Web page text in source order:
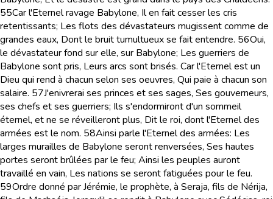
55Car l'Eternel ravage Babylone, Il en fait cesser les cris
retentissants; Les flots des dévastateurs mugissent comme de
grandes eaux, Dont le bruit tumultueux se fait entendre. 56Oui,
le dévastateur fond sur elle, sur Babylone; Les guerriers de
Babylone sont pris, Leurs arcs sont brisés. Car l'Eternel est un
Dieu qui rend à chacun selon ses oeuvres, Qui paie à chacun son
salaire. 57J'enivrerai ses princes et ses sages, Ses gouverneurs,
ses chefs et ses guerriers; Ils s'endormiront d'un sommeil
éternel, et ne se réveilleront plus, Dit le roi, dont l'Eternel des
armées est le nom. 58Ainsi parle l'Eternel des armées: Les
larges murailles de Babylone seront renversées, Ses hautes
portes seront brûlées par le feu; Ainsi les peuples auront
travaillé en vain, Les nations se seront fatiguées pour le feu.
59Ordre donné par Jérémie, le prophète, à Seraja, fils de Nérija,